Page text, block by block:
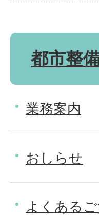
都市整
業務案内
おしらせ
よくある